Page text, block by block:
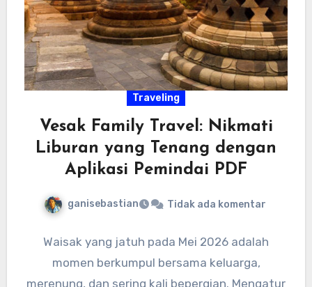
Traveling
Vesak Family Travel: Nikmati
Liburan yang Tenang dengan
Aplikasi Pemindai PDF
ganisebastian Tidak ada komentar
Waisak yang jatuh pada Mei 2026 adalah
momen berkumpul bersama keluarga,
merenung, dan sering kali bepergian. Mengatur